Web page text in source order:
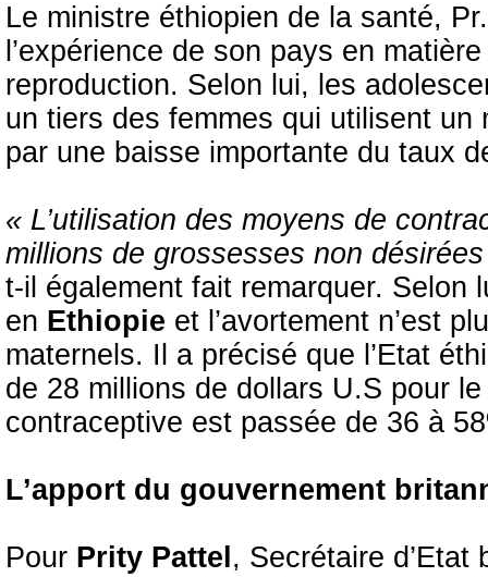
Le ministre éthiopien de la santé, Pr.
l’expérience de son pays en
reproduction. Selon lui, les
un tiers des femmes qui utilisent un
par une baisse importante du taux
« L’utilisation des moyens de
millions de grossesses non
t-il également fait remarquer. Selon
en Ethiopie et l’avortement n’est
maternels. Il a précisé que l’Etat
de 28 millions de dollars U.S pour
contraceptive est passée de 36 à
L’apport du gouvernement
Pour Prity Pattel , Secrétaire